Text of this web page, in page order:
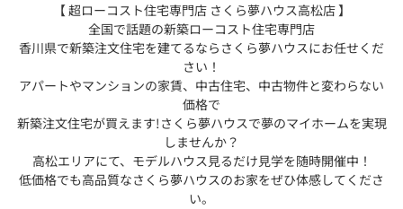
【 超ローコスト住宅専門店 さくら夢ハウス高松店 】
全国で話題の新築ローコスト住宅専門店
香川県で新築注文住宅を建てるならさくら夢ハウスにお任せくだ
さい！
アパートやマンションの家賃、中古住宅、中古物件と変わらない
価格で
新築注文住宅が買えます!さくら夢ハウスで夢のマイホームを実現
しませんか？
高松エリアにて、モデルハウス見るだけ見学を随時開催中！
低価格でも高品質なさくら夢ハウスのお家をぜひ体感してくださ
い。